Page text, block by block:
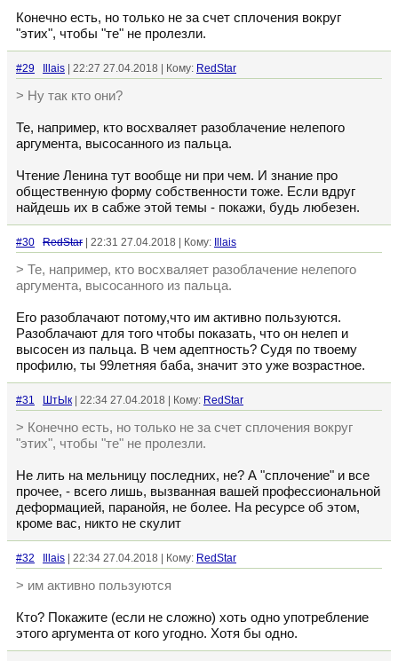
Конечно есть, но только не за счет сплочения вокруг
"этих", чтобы "те" не пролезли.
#29 Illais | 22:27 27.04.2018 | Кому: RedStar
> Ну так кто они?
Те, например, кто восхваляет разоблачение нелепого
аргумента, высосанного из пальца.
Чтение Ленина тут вообще ни при чем. И знание про
общественную форму собственности тоже. Если вдруг
найдешь их в сабже этой темы - покажи, будь любезен.
#30 RedStar | 22:31 27.04.2018 | Кому: Illais
> Те, например, кто восхваляет разоблачение нелепого
аргумента, высосанного из пальца.
Его разоблачают потому,что им активно пользуются.
Разоблачают для того чтобы показать, что он нелеп и
высосен из пальца. В чем адептность? Судя по твоему
профилю, ты 99летняя баба, значит это уже возрастное.
#31 ШтЫк | 22:34 27.04.2018 | Кому: RedStar
> Конечно есть, но только не за счет сплочения вокруг
"этих", чтобы "те" не пролезли.
Не лить на мельницу последних, не? А "сплочение" и все
прочее, - всего лишь, вызванная вашей профессиональной
деформацией, паранойя, не более. На ресурсе об этом,
кроме вас, никто не скулит
#32 Illais | 22:34 27.04.2018 | Кому: RedStar
> им активно пользуются
Кто? Покажите (если не сложно) хоть одно употребление
этого аргумента от кого угодно. Хотя бы одно.